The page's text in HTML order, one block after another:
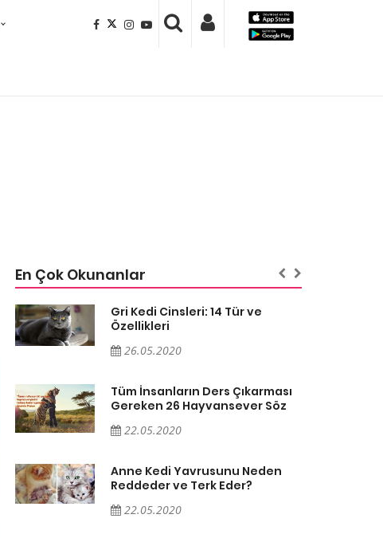
En Çok Okunanlar
Gri Kedi Cinsleri: 14 Tür ve
Özellikleri
26.05.2020
Tüm İnsanların Ders Çıkarması
Gereken 26 Hayvansever Söz
22.05.2020
Anne Kedi Yavrusunu Neden
Reddeder ve Terk Eder?
22.05.2020